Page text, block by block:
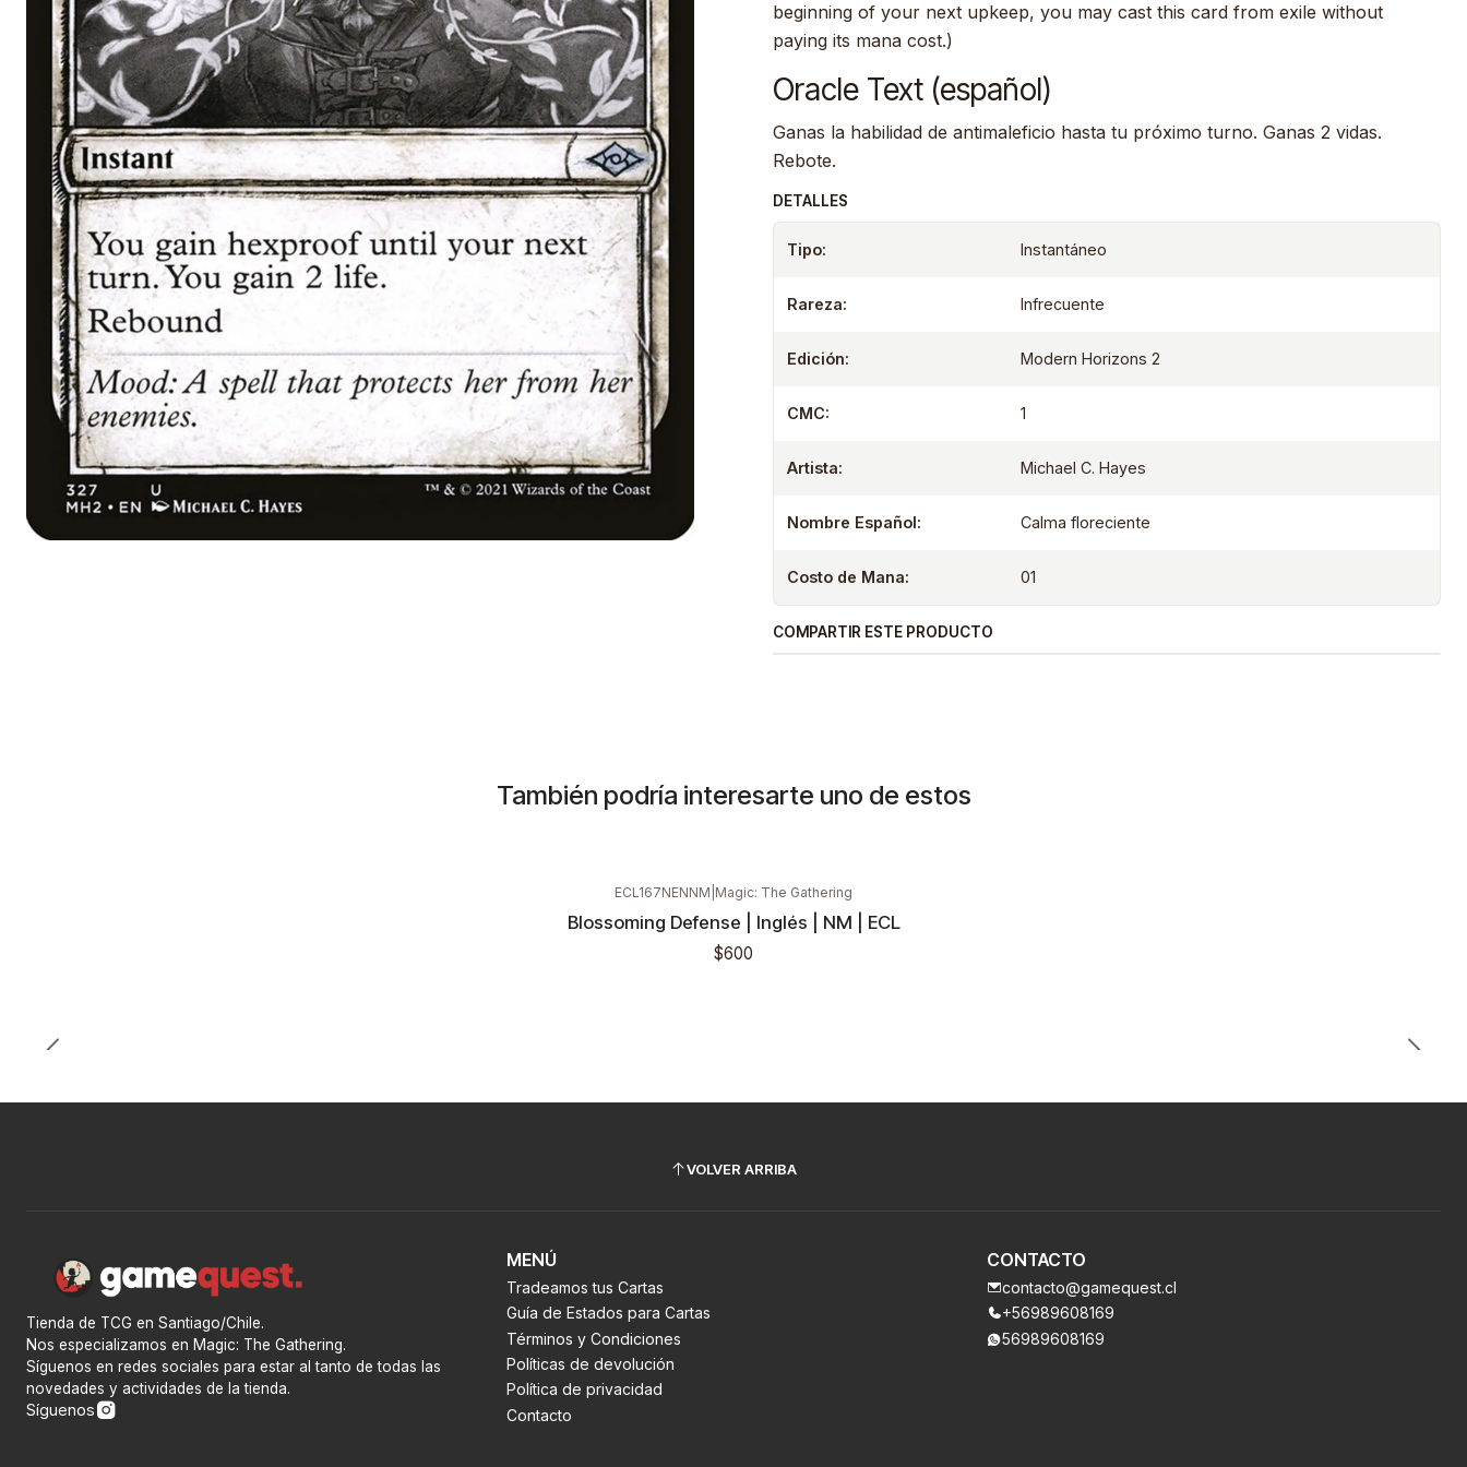
beginning of your next upkeep, you may cast this card from exile without
paying its mana cost.)
Oracle Text (español)
Ganas la habilidad de antimaleficio hasta tu próximo turno. Ganas 2 vidas.
Rebote.
DETALLES
Tipo: Instantáneo
Rareza: Infrecuente
Edición: Modern Horizons 2
CMC: 1
Artista: Michael C. Hayes
Nombre Español: Calma floreciente
Costo de Mana: 01
COMPARTIR ESTE PRODUCTO
También podría interesarte uno de estos
ECL167NENNM Magic: The Gathering
Blossoming Defense | Inglés | NM | ECL
$600
VOLVER ARRIBA
Tienda de TCG en Santiago/Chile.
Nos especializamos en Magic: The Gathering.
Síguenos en redes sociales para estar al tanto de todas las
novedades y actividades de la tienda.
Síguenos
MENÚ
Tradeamos tus Cartas
Guía de Estados para Cartas
Términos y Condiciones
Políticas de devolución
Política de privacidad
Contacto
CONTACTO
contacto@gamequest.cl
+56989608169
56989608169